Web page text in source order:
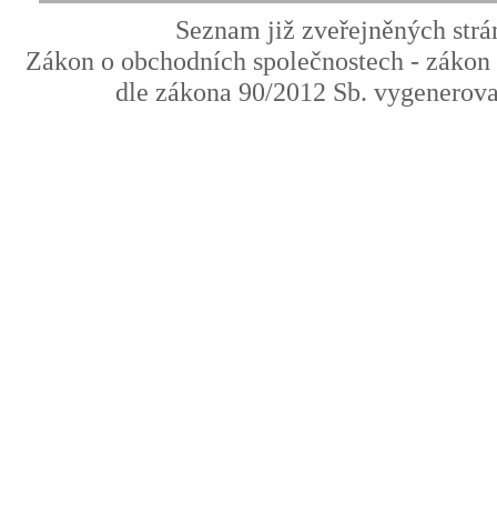
Seznam již zveřejněných
Zákon o obchodních společnostech -
dle zákona 90/2012 Sb.